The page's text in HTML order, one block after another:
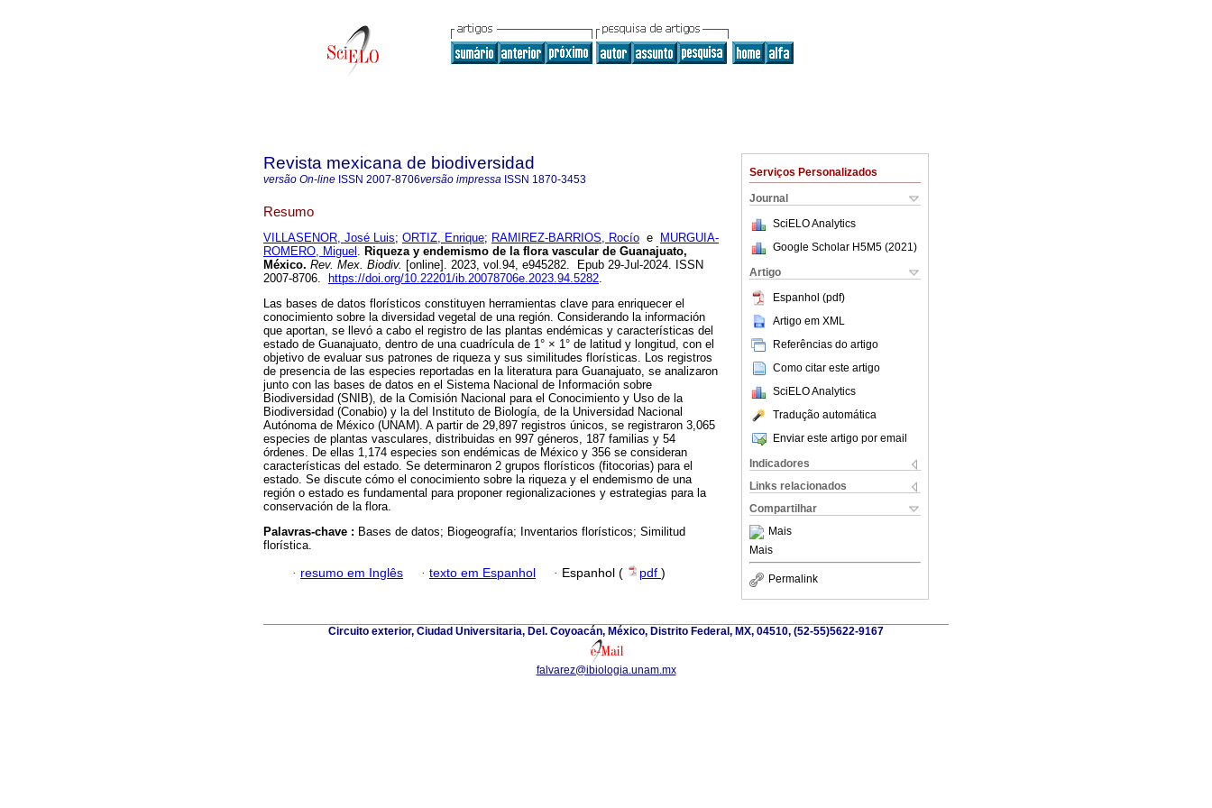
Serviços Personalizados
Journal
SciELO Analytics
Google Scholar H5M5 (2021 )
Artigo
Espanhol (pdf)
Artigo em XML
Referências do artigo
Como citar este artigo
SciELO Analytics
Tradução automática
Enviar este artigo por email
Indicadores
Links relacionados
Compartilhar
Mais
Mais
Permalink
Revista mexicana de biodiversidad
versão On-line ISSN 2007-8706versão impressa ISSN 1870-3453
Resumo
VILLASENOR, José Luis; ORTIZ, Enrique; RAMIREZ-BARRIOS, Rocío e
MURGUIA-
ROMERO, Miguel . Riqueza y endemismo de la flora vascular de Guanajuato,
México. Rev. Mex. Biodiv. [online]. 2023, vol.94, e945282. Epub 29-Jul-2024. ISSN
2007-8706.
https://doi.org/10.22201/ib.20078706e.2023.94.5282.
Las bases de datos florísticos constituyen herramientas clave para enriquecer el
conocimiento sobre la diversidad vegetal de una región. Considerando la información
que aportan, se llevó a cabo el registro de las plantas endémicas y características del
estado de Guanajuato, dentro de una cuadrícula de 1° × 1° de latitud y longitud, con el
objetivo de evaluar sus patrones de riqueza y sus similitudes florísticas. Los registros
de presencia de las especies reportadas en la literatura para Guanajuato, se analizaron
junto con las bases de datos en el Sistema Nacional de Información sobre
Biodiversidad (SNIB), de la Comisión Nacional para el Conocimiento y Uso de la
Biodiversidad (Conabio) y la del Instituto de Biología, de la Universidad Nacional
Autónoma de México (UNAM). A partir de 29,897 registros únicos, se registraron 3,065
especies de plantas vasculares, distribuidas en 997 géneros, 187 familias y 54
órdenes. De ellas 1,174 especies son endémicas de México y 356 se consideran
características del estado. Se determinaron 2 grupos florísticos (fitocorias) para el
estado. Se discute cómo el conocimiento sobre la riqueza y el endemismo de una
región o estado es fundamental para proponer regionalizaciones y estrategias para la
conservación de la flora.
Palavras-chave : Bases de datos; Biogeografía; Inventarios florísticos; Similitud
florística.
· resumo em Inglês · texto em Espanhol · Espanhol ( pdf )
Circuito exterior, Ciudad Universitaria, Del. Coyoacán, México, Distrito Federal, MX, 04510, (52-55)5622-9167
falvarez@ibiologia.unam.mx